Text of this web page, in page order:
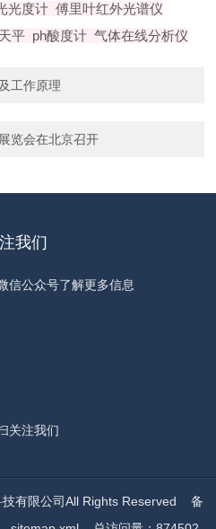
光度计 傅里叶红外光谱仪
平 ph酸度计 气体在线分析仪
工作原理
览会在北京召开
我们
信公众号了解更多信息
关注我们
有限公司All Rights Reserved 备